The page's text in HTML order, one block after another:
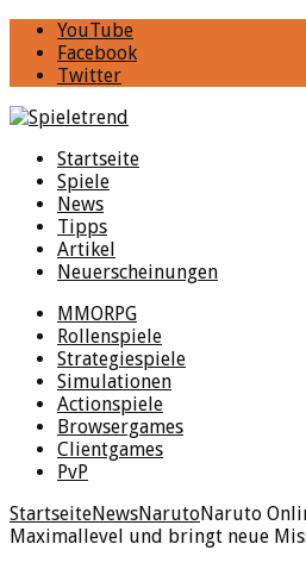
YouTube
Facebook
Twitter
Startseite
Spiele
News
Tipps
Artikel
Neuerscheinungen
MMORPG
Rollenspiele
Strategiespiele
Simulationen
Actionspiele
Browsergames
Clientgames
PvP
StartseiteNewsNarutoNaruto
Maximallevel und bringt neue